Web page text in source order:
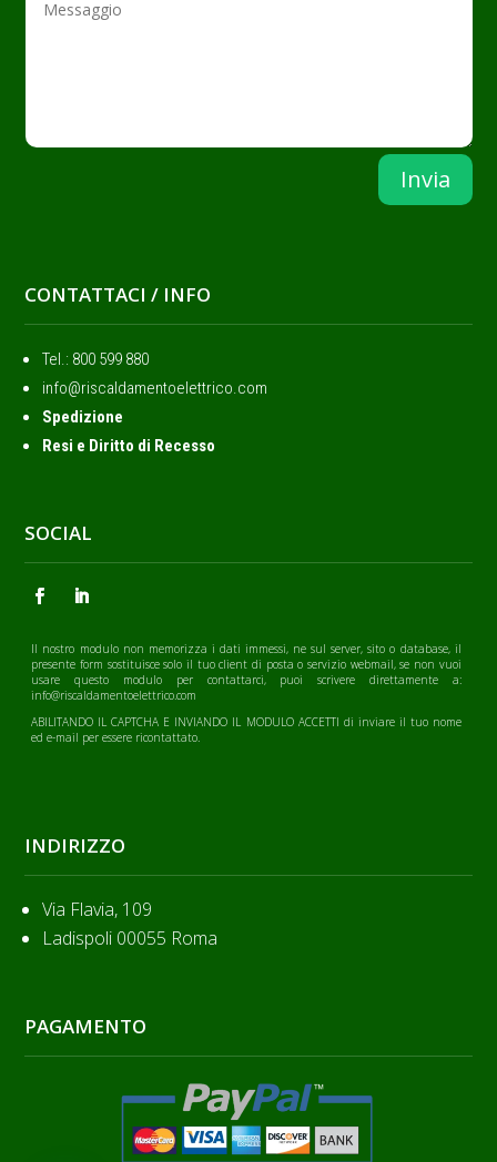
Invia
CONTATTACI / INFO
Tel.: ‭800 599 880
info@riscaldamentoelettrico.com
Spedizione
Resi e Diritto di Recesso
SOCIAL
Il nostro modulo non memorizza i dati immessi, ne sul server, sito o database, il
presente form sostituisce solo il tuo client di posta o servizio webmail, se non vuoi
usare questo modulo per contattarci, puoi scrivere direttamente a:
info@riscaldamentoelettrico.com
ABILITANDO IL CAPTCHA E INVIANDO IL MODULO ACCETTI di inviare il tuo nome
ed e-mail per essere ricontattato.
INDIRIZZO
Via Flavia, 109
Ladispoli 00055 Roma
PAGAMENTO